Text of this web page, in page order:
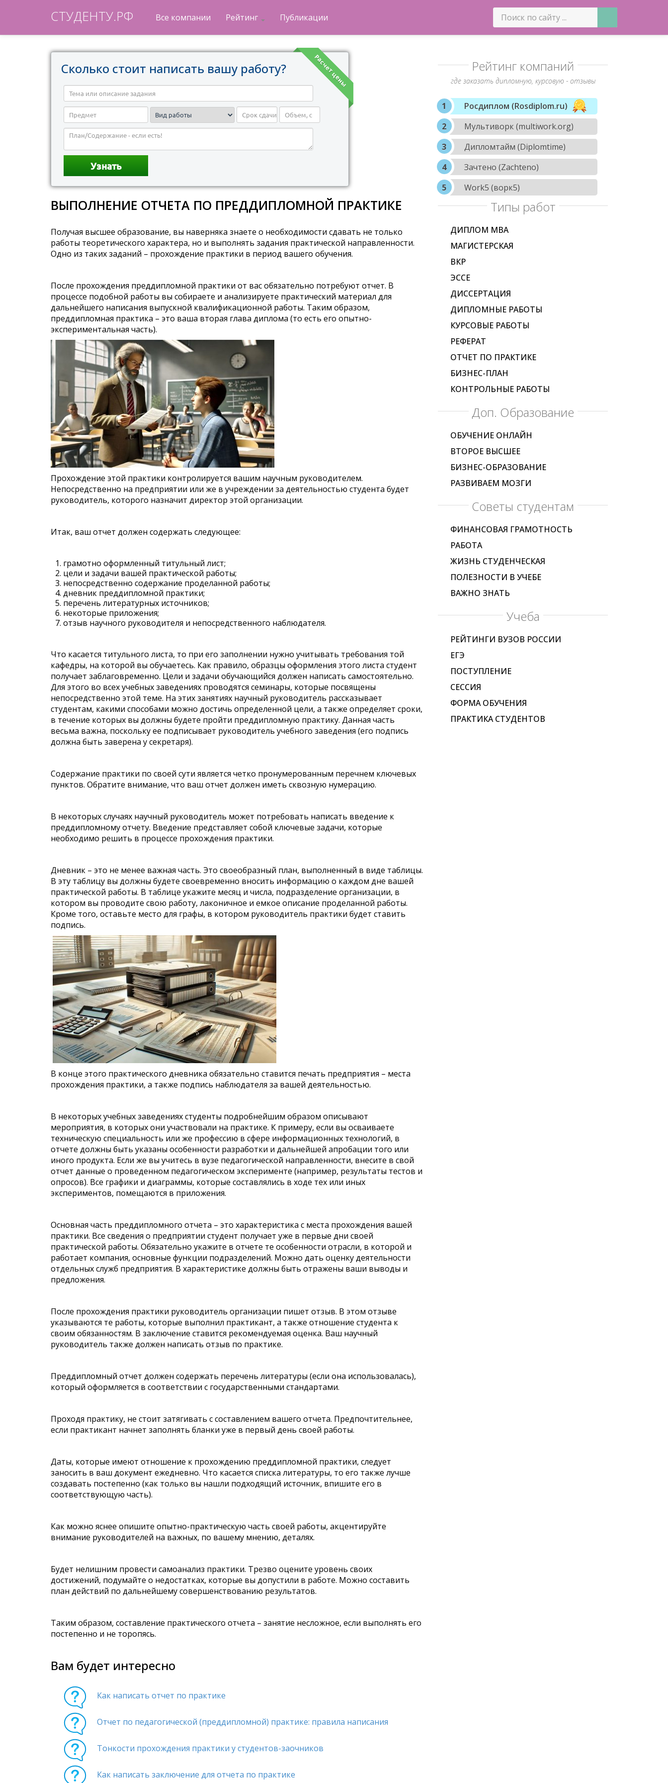
СТУДЕНТУ.РФ Все компании Рейтинг Публикации
Расчет цены
Сколько стоит написать вашу работу?
ВЫПОЛНЕНИЕ ОТЧЕТА ПО ПРЕДДИПЛОМНОЙ ПРАКТИКЕ
Получая высшее образование, вы наверняка знаете о необходимости сдавать не только
работы теоретического характера, но и выполнять задания практической направленности.
Одно из таких заданий – прохождение практики в период вашего обучения.
После прохождения преддипломной практики от вас обязательно потребуют отчет. В
процессе подобной работы вы собираете и анализируете практический материал для
дальнейшего написания выпускной квалификационной работы. Таким образом,
преддипломная практика – это ваша вторая глава диплома (то есть его опытно-
экспериментальная часть).
Прохождение этой практики контролируется вашим научным руководителем.
Непосредственно на предприятии или же в учреждении за деятельностью студента будет
руководитель, которого назначит директор этой организации.
Итак, ваш отчет должен содержать следующее:
грамотно оформленный титульный лист;
цели и задачи вашей практической работы;
непосредственно содержание проделанной работы;
дневник преддипломной практики;
перечень литературных источников;
некоторые приложения;
отзыв научного руководителя и непосредственного наблюдателя.
Что касается титульного листа, то при его заполнении нужно учитывать требования той
кафедры, на которой вы обучаетесь. Как правило, образцы оформления этого листа студент
получает заблаговременно. Цели и задачи обучающийся должен написать самостоятельно.
Для этого во всех учебных заведениях проводятся семинары, которые посвящены
непосредственно этой теме. На этих занятиях научный руководитель рассказывает
студентам, какими способами можно достичь определенной цели, а также определяет сроки,
в течение которых вы должны будете пройти преддипломную практику. Данная часть
весьма важна, поскольку ее подписывает руководитель учебного заведения (его подпись
должна быть заверена у секретаря).
Содержание практики по своей сути является четко пронумерованным перечнем ключевых
пунктов. Обратите внимание, что ваш отчет должен иметь сквозную нумерацию.
В некоторых случаях научный руководитель может потребовать написать введение к
преддипломному отчету. Введение представляет собой ключевые задачи, которые
необходимо решить в процессе прохождения практики.
Дневник – это не менее важная часть. Это своеобразный план, выполненный в виде таблицы.
В эту таблицу вы должны будете своевременно вносить информацию о каждом дне вашей
практической работы. В таблице укажите месяц и числа, подразделение организации, в
котором вы проводите свою работу, лаконичное и емкое описание проделанной работы.
Кроме того, оставьте место для графы, в котором руководитель практики будет ставить
подпись.
В конце этого практического дневника обязательно ставится печать предприятия – места
прохождения практики, а также подпись наблюдателя за вашей деятельностью.
В некоторых учебных заведениях студенты подробнейшим образом описывают
мероприятия, в которых они участвовали на практике. К примеру, если вы осваиваете
техническую специальность или же профессию в сфере информационных технологий, в
отчете должны быть указаны особенности разработки и дальнейшей апробации того или
иного продукта. Если же вы учитесь в вузе педагогической направленности, внесите в свой
отчет данные о проведенном педагогическом эксперименте (например, результаты тестов и
опросов). Все графики и диаграммы, которые составлялись в ходе тех или иных
экспериментов, помещаются в приложения.
Основная часть преддипломного отчета – это характеристика с места прохождения вашей
практики. Все сведения о предприятии студент получает уже в первые дни своей
практической работы. Обязательно укажите в отчете те особенности отрасли, в которой и
работает компания, основные функции подразделений. Можно дать оценку деятельности
отдельных служб предприятия. В характеристике должны быть отражены ваши выводы и
предложения.
После прохождения практики руководитель организации пишет отзыв. В этом отзыве
указываются те работы, которые выполнил практикант, а также отношение студента к
своим обязанностям. В заключение ставится рекомендуемая оценка. Ваш научный
руководитель также должен написать отзыв по практике.
Преддипломный отчет должен содержать перечень литературы (если она использовалась),
который оформляется в соответствии с государственными стандартами.
Проходя практику, не стоит затягивать с составлением вашего отчета. Предпочтительнее,
если практикант начнет заполнять бланки уже в первый день своей работы.
Даты, которые имеют отношение к прохождению преддипломной практики, следует
заносить в ваш документ ежедневно. Что касается списка литературы, то его также лучше
создавать постепенно (как только вы нашли подходящий источник, впишите его в
соответствующую часть).
Как можно яснее опишите опытно-практическую часть своей работы, акцентируйте
внимание руководителей на важных, по вашему мнению, деталях.
Будет нелишним провести самоанализ практики. Трезво оцените уровень своих
достижений, подумайте о недостатках, которые вы допустили в работе. Можно составить
план действий по дальнейшему совершенствованию результатов.
Таким образом, составление практического отчета – занятие несложное, если выполнять его
постепенно и не торопясь.
Вам будет интересно
Как написать отчет по практике
Отчет по педагогической (преддипломной) практике: правила написания
Тонкости прохождения практики у студентов-заочников
Как написать заключение для отчета по практике
Рейтинг компаний
где заказать дипломную, курсовую - отзывы
Росдиплом (Rosdiplom.ru)
Мультиворк (multiwork.org)
Дипломтайм (Diplomtime)
Зачтено (Zachteno)
Work5 (ворк5)
Типы работ
ДИПЛОМ МВА
МАГИСТЕРСКАЯ
ВКР
ЭССЕ
ДИССЕРТАЦИЯ
ДИПЛОМНЫЕ РАБОТЫ
КУРСОВЫЕ РАБОТЫ
РЕФЕРАТ
ОТЧЕТ ПО ПРАКТИКЕ
БИЗНЕС-ПЛАН
КОНТРОЛЬНЫЕ РАБОТЫ
Доп. Образование
ОБУЧЕНИЕ ОНЛАЙН
ВТОРОЕ ВЫСШЕЕ
БИЗНЕС-ОБРАЗОВАНИЕ
РАЗВИВАЕМ МОЗГИ
Советы студентам
ФИНАНСОВАЯ ГРАМОТНОСТЬ
РАБОТА
ЖИЗНЬ СТУДЕНЧЕСКАЯ
ПОЛЕЗНОСТИ В УЧЕБЕ
ВАЖНО ЗНАТЬ
Учеба
РЕЙТИНГИ ВУЗОВ РОССИИ
ЕГЭ
ПОСТУПЛЕНИЕ
СЕССИЯ
ФОРМА ОБУЧЕНИЯ
ПРАКТИКА СТУДЕНТОВ